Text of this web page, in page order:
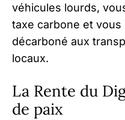
véhicules lourds,
taxe carbone et
décarboné aux
locaux.
La Rente du
de paix